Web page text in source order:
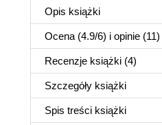
Opis książki
Ocena (4.9/6) i opinie (11)
Recenzje książki (4)
Szczegóły książki
Spis treści książki